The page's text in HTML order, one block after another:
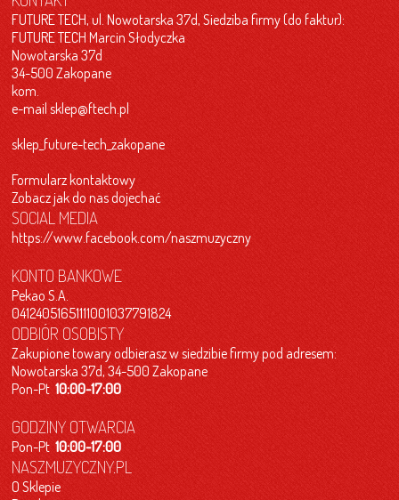
FUTURE TECH, ul. Nowotarska 37d, Siedziba firmy (do faktur):
FUTURE TECH Marcin Słodyczka
Nowotarska 37d
34-500 Zakopane
kom.
e-mailsklep@ftech.pl
sklep_future-tech_zakopane
Formularz kontaktowy
Zobacz jak do nas dojechać
SOCIAL MEDIA
https://www.facebook.com/naszmuzyczny
KONTO BANKOWE
Pekao S.A.
04124051651111001037791824
ODBIÓR OSOBISTY
Zakupione towary odbierasz w siedzibie firmy pod adresem:
Nowotarska 37d, 34-500 Zakopane
Pon-Pt10:00-17:00
GODZINY OTWARCIA
Pon-Pt10:00-17:00
NASZMUZYCZNY.PL
O Sklepie